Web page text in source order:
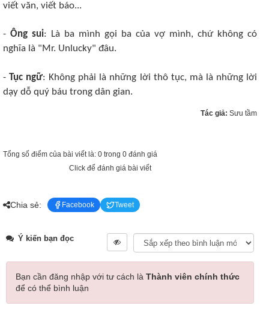
viết văn, viết báo...
- Ông sui: Là ba mình gọi ba của vợ mình, chứ không có
nghĩa là "Mr. Unlucky" đâu.
-Tục ngữ: Không phải là những lời thô tục, mà là những lời
dạy dỗ quý báu trong dân gian.
Tác giả: Sưu tầm
Tổng số điểm của bài viết là: 0 trong 0 đánh giá
Click để đánh giá bài viết
Chia sẻ: Facebook Tweet
Ý kiến bạn đọc
Bạn cần đăng nhập với tư cách là Thành viên chính thức
để có thể bình luận